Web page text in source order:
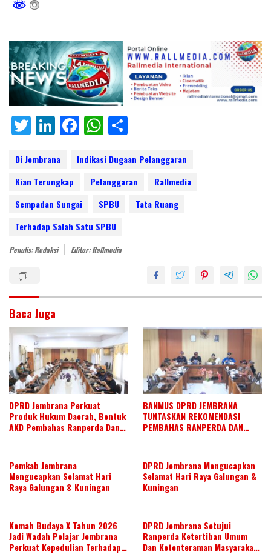
T
itt
er
Li
k
e
dI
n
F
e
b
o
o
k
W
at
s
A
p
p
ar
e
Di Jembrana
Indikasi Dugaan Pelanggaran
Kian Terungkap
Pelanggaran
Rallmedia
Sempadan Sungai
SPBU
Tata Ruang
Terhadap Salah Satu SPBU
Penulis: Redaksi Editor: Rallmedia
Baca Juga
DPRD Jembrana Perkuat
Produk Hukum Daerah, Bentuk
AKD Pembahas Ranperda Dan
BANMUS DPRD JEMBRANA
TUNTASKAN REKOMENDASI
PEMBAHAS RANPERDA DAN
Pemkab Jembrana
Mengucapkan Selamat Hari
Raya Galungan & Kuningan
DPRD Jembrana Mengucapkan
Selamat Hari Raya Galungan &
Kuningan
Kemah Budaya X Tahun 2026
Jadi Wadah Pelajar Jembrana
Perkuat Kepedulian Terhadap
DPRD Jembrana Setujui
Ranperda Ketertiban Umum
Dan Ketenteraman Masyarakat